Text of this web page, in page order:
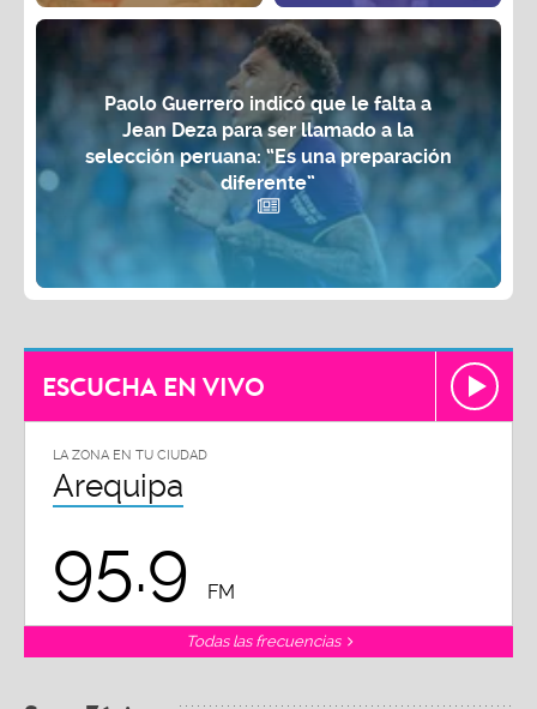
Paolo Guerrero indicó que le falta a
Jean Deza para ser llamado a la
selección peruana: “Es una preparación
diferente”
ESCUCHA EN VIVO
LA ZONA EN TU CIUDAD
Arequipa
95.9 FM
Todas las frecuencias